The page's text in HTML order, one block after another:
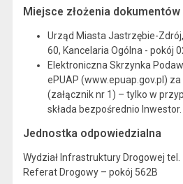
Miejsce złożenia dokumentów
Urząd Miasta Jastrzębie-
60, Kancelaria Ogólna - pokój
Elektroniczna Skrzynka
ePUAP (www.epuap.gov.pl)
(załącznik nr 1) – tylko w
składa bezpośrednio Inwestor.
Jednostka odpowiedzialna
Wydział Infrastruktury Drogowej
Referat Drogowy – pokój 562B